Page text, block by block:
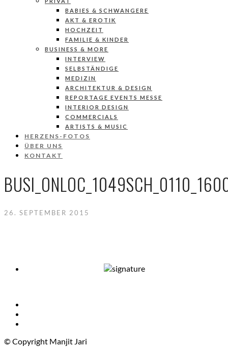
BABIES & SCHWANGERE
AKT & EROTIK
HOCHZEIT
FAMILIE & KINDER
BUSINESS & MORE
INTERVIEW
SELBSTÄNDIGE
MEDIZIN
ARCHITEKTUR & DESIGN
REPORTAGE EVENTS MESSE
INTERIOR DESIGN
COMMERCIALS
ARTISTS & MUSIC
HERZENS-FOTOS
ÜBER UNS
KONTAKT
26. SEPTEMBER 2015
© Copyright Manjit Jari